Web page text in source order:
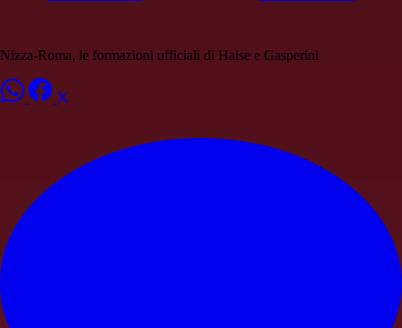
Nizza-Roma, le formazioni ufficiali di Haise e Gasperini